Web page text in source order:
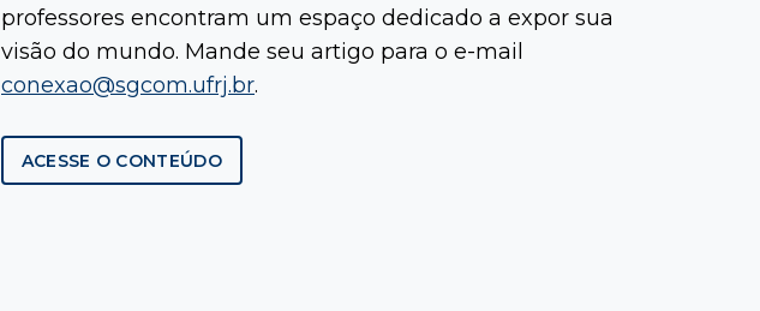
professores encontram um espaço dedicado a expor sua
visão do mundo. Mande seu artigo para o e-mail
conexao@sgcom.ufrj.br.
ACESSE O CONTEÚDO